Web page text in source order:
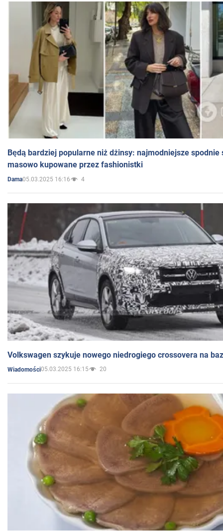
Będą bardziej popularne niż dżinsy: najmodniejsze spodnie
masowo kupowane przez fashionistki
Dama05.03.2025 16:16 4
Volkswagen szykuje nowego niedrogiego crossovera na
Wiadomości05.03.2025 16:15 20